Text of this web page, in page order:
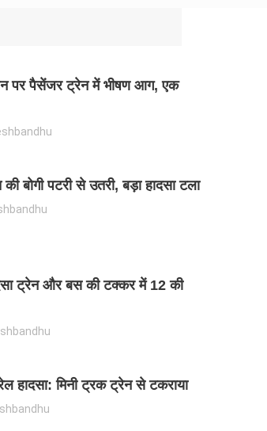
पर पैसेंजर ट्रेन में भीषण आग, एक
बोगी पटरी से उतरी, बड़ा हादसा टला
ट्रेन और बस की टक्कर में 12 की
हादसा: मिनी ट्रक ट्रेन से टकराया